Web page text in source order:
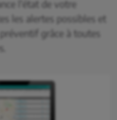
l'état de votre
les alertes possibles et
grâce à toutes